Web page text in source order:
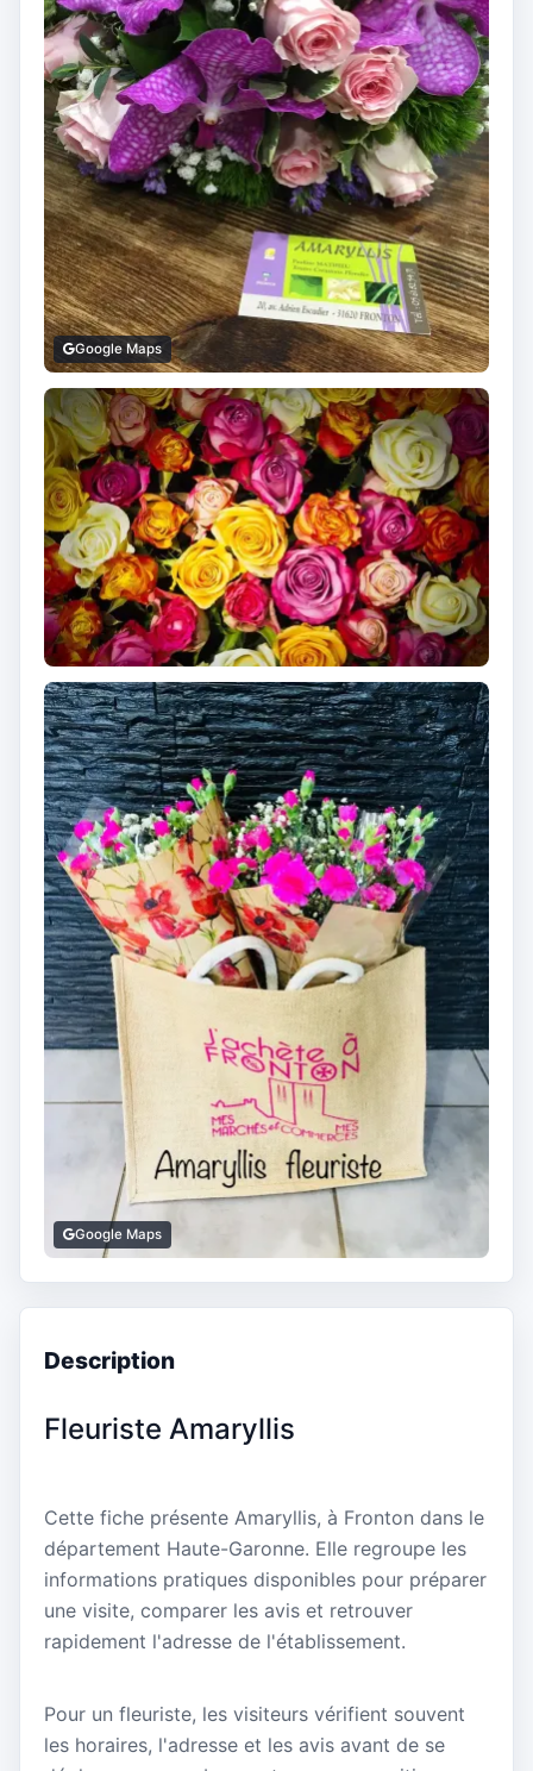
Google Maps
Google Maps
Description
Fleuriste Amaryllis
Cette fiche présente Amaryllis, à Fronton dans le
département Haute-Garonne. Elle regroupe les
informations pratiques disponibles pour préparer
une visite, comparer les avis et retrouver
rapidement l'adresse de l'établissement.
Pour un fleuriste, les visiteurs vérifient souvent
les horaires, l'adresse et les avis avant de se